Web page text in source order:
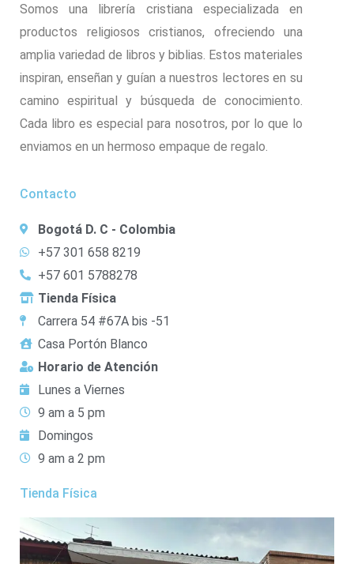
Somos una librería cristiana especializada en
productos religiosos cristianos, ofreciendo una
amplia variedad de libros y biblias. Estos materiales
inspiran, enseñan y guían a nuestros lectores en su
camino espiritual y búsqueda de conocimiento.
Cada libro es especial para nosotros, por lo que lo
enviamos en un hermoso empaque de regalo.
Contacto
Bogotá D. C - Colombia
+57 301 658 8219
+57 601 5788278
Tienda Física
Carrera 54 #67A bis -51
Casa Portón Blanco
Horario de Atención
Lunes a Viernes
9 am a 5 pm
Domingos
9 am a 2 pm
Tienda Física